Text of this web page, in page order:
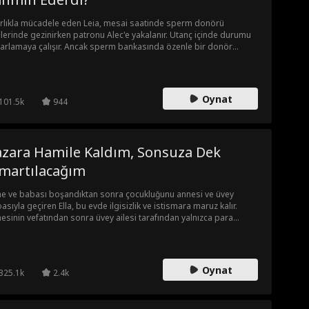
mücadele eden Leia, mesai saatinde sperm donörü
gezinirken patronu Alec'e yakalanır. Utanç içinde durumu
çalışır. Ancak sperm bankasında özenle bir donör
101.5k
944 Oynat
Hamile Kaldım, Sonsuza Dek
ve babası boşandıktan sonra çocukluğunu annesi ve üvey
geçiren Ella, bu evde ilgisizlik ve istismara maruz kalır.
vefatından sonra üvey ailesi tarafından yalnızca para
onu kurtarır ve geceyi birlikte geçirirler. İki ay sonra Ella
olduğunu öğrenir! Onu zengin birine satmayı planlayan üvey
2.4k Oynat